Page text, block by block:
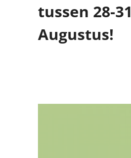
tussen 28-31
Augustus!